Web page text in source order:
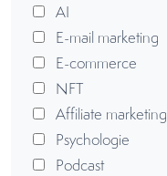
AI
E-mail marketing
E-commerce
NFT
Affiliate marketing
Psychologie
Podcast